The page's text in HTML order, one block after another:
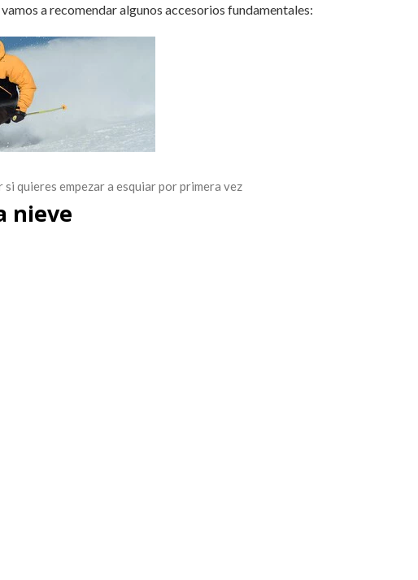
a recomendar algunos accesorios fundamentales:
si quieres empezar a esquiar por primera vez
nieve